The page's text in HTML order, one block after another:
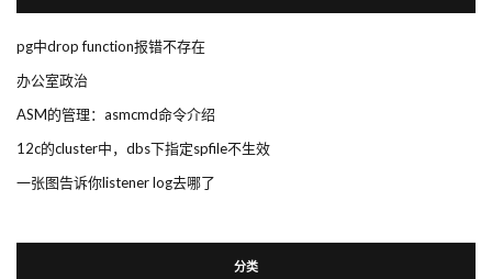
pg中drop function报错不存在
办公室政治
ASM的管理：asmcmd命令介绍
12c的cluster中，dbs下指定spfile不生效
一张图告诉你listener log去哪了
分类